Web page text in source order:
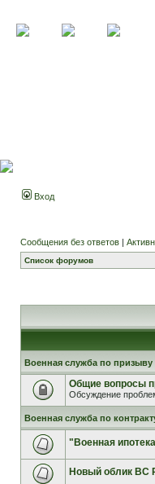
Вход
Сообщения без ответов |
Список форумов
Военная служба по призыву
Общие вопросы
Обсуждение
Военная служба по
"Военная
Новый облик ВС